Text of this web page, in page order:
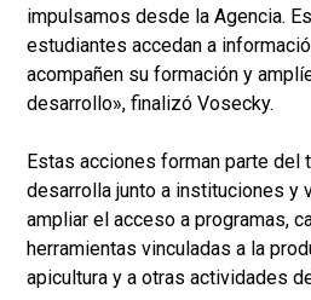
impulsamos desde la Agencia.
estudiantes accedan a
acompañen su formación y
desarrollo», finalizó Vosecky.
Estas acciones forman parte del
desarrolla junto a instituciones y
ampliar el acceso a programas,
herramientas vinculadas a la
apicultura y a otras actividades